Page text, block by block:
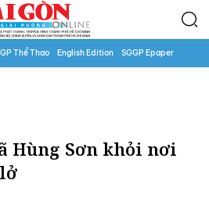
Thể Thao English Edition SGGP Epaper
Hùng Sơn khỏi nơi